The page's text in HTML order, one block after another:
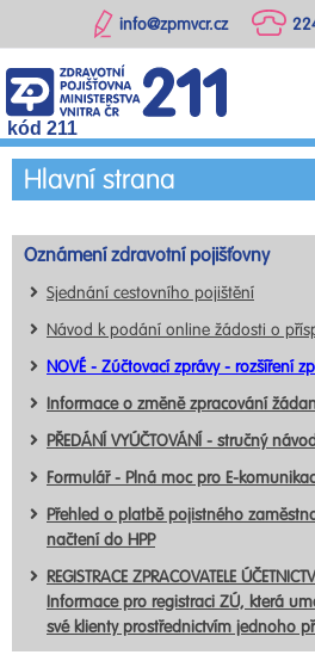
info@zpmvcr.cz
kód 211
Hlavní strana
Oznámení zdravotní pojišťovny
Sjednání cestovního pojištění
Návod k podání online žádosti o
NOVÉ - Zúčtovací zprávy - rozšíření
Informace o změně zpracování
PŘEDÁNÍ VYÚČTOVÁNÍ - stručný návod
Formulář - Plná moc pro E-
Přehled o platbě pojistného
načtení do HPP
REGISTRACE ZPRACOVATELE
Informace pro registraci ZÚ, která
své klienty prostřednictvím jednoho